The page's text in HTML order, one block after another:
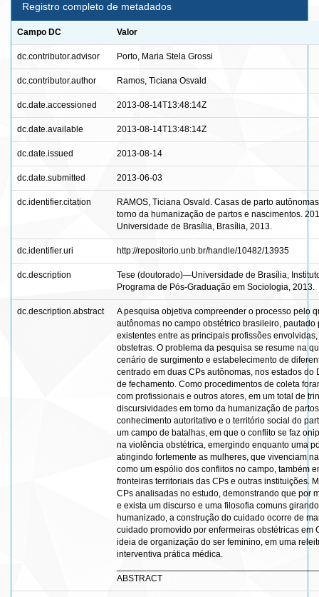
Registro completo de metadados
Campo DC Valor
dc.contributor.advisor Porto, Maria Stela Grossi
dc.contributor.author Ramos, Ticiana Osvald
dc.date.accessioned 2013-08-14T13:48:14Z
dc.date.available 2013-08-14T13:48:14Z
dc.date.issued 2013-08-14
dc.date.submitted 2013-06-03
dc.identifier.citation
RAMOS, Ticiana Osvald. Casas de parto
torno da humanização de partos e nascimentos.
Universidade de Brasília, Brasília, 2013.
dc.identifier.uri http://repositorio.unb.br/handle/10482/13935
dc.description
Tese (doutorado)—Universidade de Brasília,
Programa de Pós-Graduação em Sociologia, 2013.
dc.description.abstract
A pesquisa objetiva compreender o processo pelo
autônomas no campo obstétrico brasileiro,
existentes entre as principais profissões
obstetras. O problema da pesquisa se resume na
cenário de surgimento e estabelecimento de
centrado em duas CPs autônomas, nos estados
de fechamento. Como procedimentos de coleta
com profissionais e outros atores, em um total de
discursividades em torno da humanização de
conhecimento autoritativo e o território social do
um campo de batalhas, em que o conflito se faz
na violência obstétrica, emergindo enquanto uma
atingindo fortemente as mulheres, que vivenciam
como um espólio dos conflitos no campo, também
fronteiras territoriais das CPs e outras instituições.
CPs analisadas no estudo, demonstrando que por
e exista um discurso e uma filosofia comuns
humanizado, a construção do cuidado ocorre de
cuidado promovido por enfermeiras obstétricas em
ideia de organização do ser feminino, em uma
interventiva prática médica.
ABSTRACT